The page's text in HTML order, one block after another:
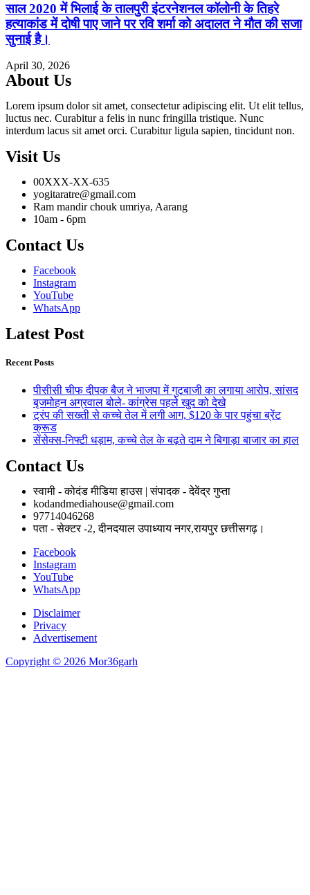
साल 2020 में भिलाई के तालपुरी इंटरनेशनल कॉलोनी के तिहरे
हत्याकांड में दोषी पाए जाने पर रवि शर्मा को अदालत ने मौत की सजा
सुनाई है।
April 30, 2026
About Us
Lorem ipsum dolor sit amet, consectetur adipiscing elit. Ut elit tellus,
luctus nec. Curabitur a felis in nunc fringilla tristique. Nunc
interdum lacus sit amet orci. Curabitur ligula sapien, tincidunt non.
Visit Us
00XXX-XX-635
yogitaratre@gmail.com
Ram mandir chouk umriya, Aarang
10am - 6pm
Contact Us
Facebook
Instagram
YouTube
WhatsApp
Latest Post
Recent Posts
पीसीसी चीफ दीपक बैज ने भाजपा में गुटबाजी का लगाया आरोप, सांसद
बृजमोहन अग्रवाल बोले- कांग्रेस पहले खुद को देखे
ट्रंप की सख्ती से कच्चे तेल में लगी आग, $120 के पार पहुंचा ब्रेंट
क्रूड
सेंसेक्स-निफ्टी धड़ाम, कच्चे तेल के बढ़ते दाम ने बिगाड़ा बाजार का हाल
Contact Us
स्वामी - कोदंड मीडिया हाउस | संपादक - देवेंद्र गुप्ता
kodandmediahouse@gmail.com
97714046268
पता - सेक्टर -2, दीनदयाल उपाध्याय नगर,रायपुर छत्तीसगढ़।
Facebook
Instagram
YouTube
WhatsApp
Disclaimer
Privacy
Advertisement
Copyright © 2026 Mor36garh